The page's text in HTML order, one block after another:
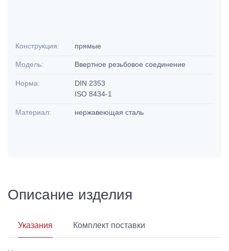
Конструкция: прямые
Модель: Ввертное резьбовое соединение
Норма:
DIN 2353
ISO 8434-1
Материал: нержавеющая сталь
Описание изделия
Указания Комплект поставки